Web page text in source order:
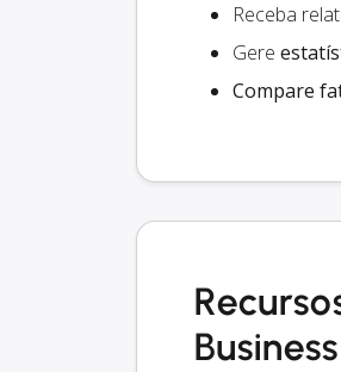
Receba
Gere
Compare